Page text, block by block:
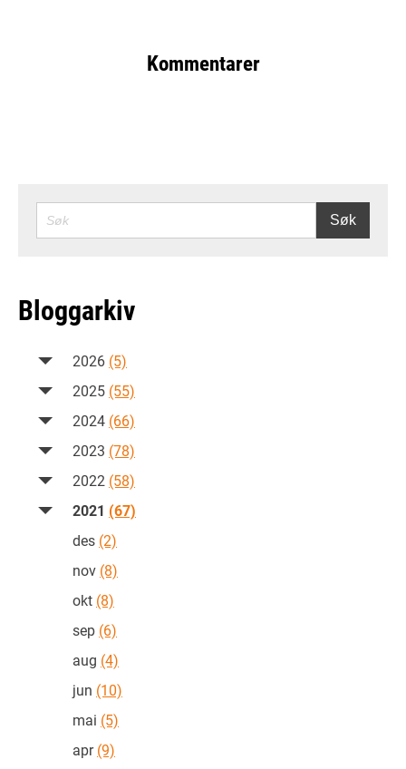
Kommentarer
SØK Søk
Bloggarkiv
2026 (5)
2025 (55)
2024 (66)
2023 (78)
2022 (58)
2021 (67)
des (2)
nov (8)
okt (8)
sep (6)
aug (4)
jun (10)
mai (5)
apr(9)